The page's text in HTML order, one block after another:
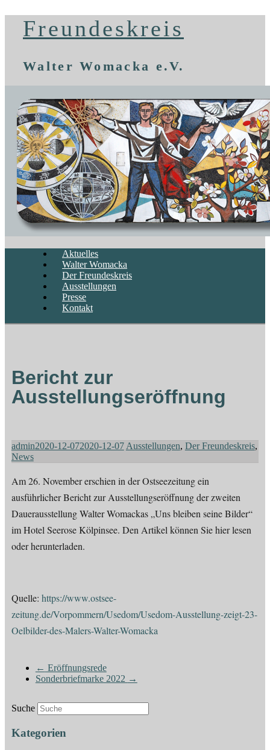
Freundeskreis
Walter Womacka e.V.
Aktuelles
Walter Womacka
Der Freundeskreis
Ausstellungen
Presse
Kontakt
Bericht zur
Ausstellungseröffnung
admin2020-12-072020-12-07 Ausstellungen, Der Freundeskreis,
News
Am 26. November erschien in der Ostseezeitung ein
ausführlicher Bericht zur Ausstellungseröffnung der zweiten
Dauerausstellung Walter Womackas „Uns bleiben seine Bilder“
im Hotel Seerose Kölpinsee. Den Artikel können Sie hier lesen
oder herunterladen.
Quelle: https://www.ostsee-
zeitung.de/Vorpommern/Usedom/Usedom-Ausstellung-zeigt-23-
Oelbilder-des-Malers-Walter-Womacka
← Eröffnungsrede
Sonderbriefmarke 2022 →
Suche
Kategorien